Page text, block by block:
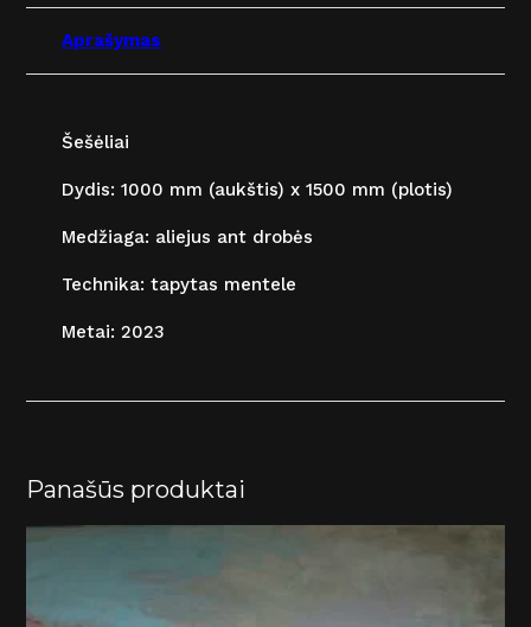
Aprašymas
Šešėliai
Dydis: 1000 mm (aukštis) x 1500 mm (plotis)
Medžiaga: aliejus ant drobės
Technika: tapytas mentele
Metai: 2023
Panašūs produktai